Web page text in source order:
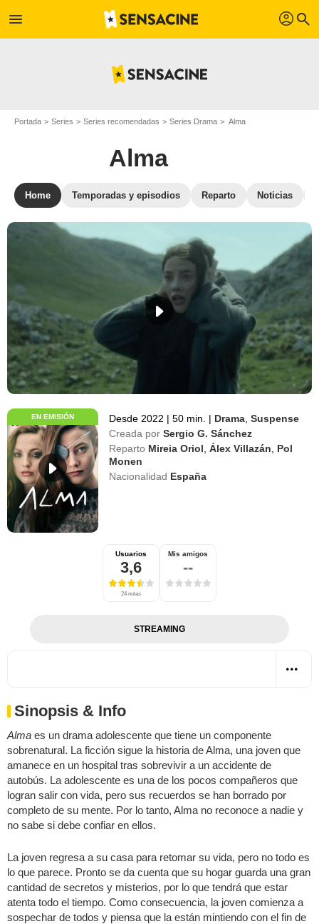
menu profil search
Portada Series Series recomendadas Series Drama Alma
Alma
Home Temporadas y episodios Reparto Noticias
EN EMISIÓN Desde 2022 | 50 min. | Drama ,Suspense
Creada por Sergio G. Sánchez
Reparto Mireia Oriol ,Álex Villazán
Pol
Monen
Nacionalidad España
Usuarios
3,6
24 notas
Mis amigos
--
STREAMING
Sinopsis & Info
Alma es un drama adolescente que tiene un componente
sobrenatural. La ficción sigue la historia de Alma, una joven que
amanece en un hospital tras sobrevivir a un accidente de
autobús. La adolescente es una de los pocos compañeros que
logran salir con vida, pero sus recuerdos se han borrado por
completo de su mente. Por lo tanto, Alma no reconoce a nadie y
no sabe si debe confiar en ellos.
La joven regresa a su casa para retomar su vida, pero no todo es
lo que parece. Pronto se da cuenta que su hogar guarda una gran
cantidad de secretos y misterios, por lo que tendrá que estar
atenta todo el tiempo. Como consecuencia, la joven comienza a
sospechar de todos y piensa que la están mintiendo con el fin de